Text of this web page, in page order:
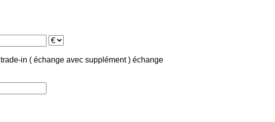
trade-in ( échange avec supplément ) échange